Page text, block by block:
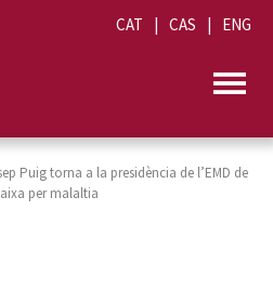
CAT CAS ENG
Puig torna a la presidència de l’EMD de
per malaltia